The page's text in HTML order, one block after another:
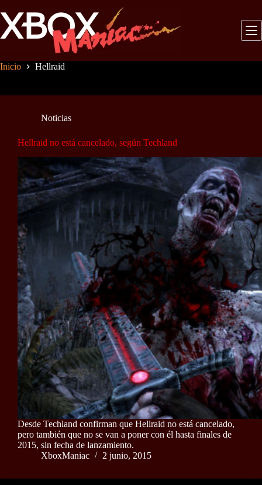
al
contenido
Inicio Hellraid
Noticias
Hellraid no está cancelado, según Techland
Desde Techland confirman que Hellraid no está cancelado,
pero también que no se van a poner con él hasta finales de
2015, sin fecha de lanzamiento.
XboxManiac
2 junio, 2015